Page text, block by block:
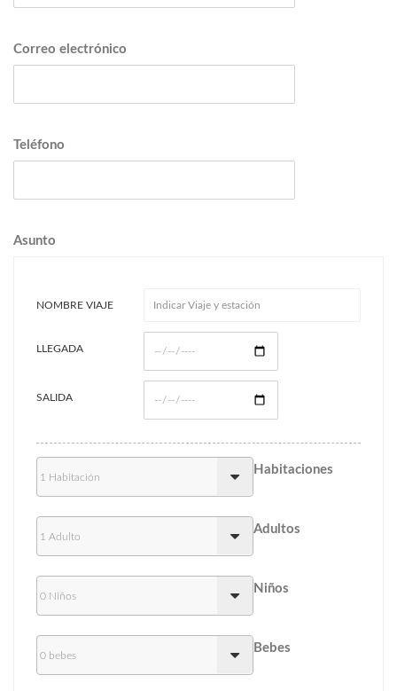
Correo electrónico
Teléfono
Asunto
NOMBRE VIAJE
LLEGADA
SALIDA
Habitaciones
Adultos
Niños
Bebes